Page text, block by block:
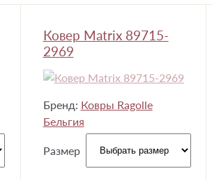
Ковер Matrix 89715-
2969
Бренд: Ковры Ragolle
Бельгия
Размер